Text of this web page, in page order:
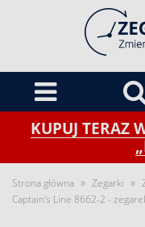
KUPUJ TERAZ
Strona główna » Zegarki »
Captain's Line 8662-2 -